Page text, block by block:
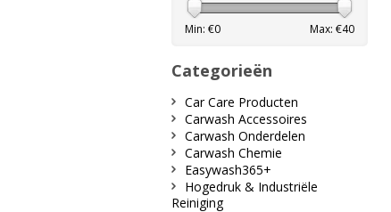
Min: €0 Max: €40
Categorieën
Car Care Producten
Carwash Accessoires
Carwash Onderdelen
Carwash Chemie
Easywash365+
Hogedruk & Industriële
Reiniging